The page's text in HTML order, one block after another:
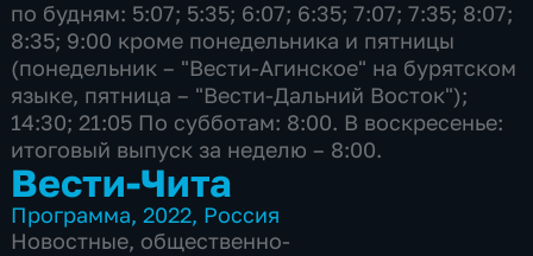
по будням: 5:07; 5:35; 6:07; 6:35; 7:07; 7:35; 8:07;
8:35; 9:00 кроме понедельника и пятницы
(понедельник – "Вести-Агинское" на бурятском
языке, пятница – "Вести-Дальний Восток");
14:30; 21:05 По субботам: 8:00. В воскресенье:
итоговый выпуск за неделю – 8:00.
Вести-Чита
Программа,2022, Россия
Новостные, общественно-